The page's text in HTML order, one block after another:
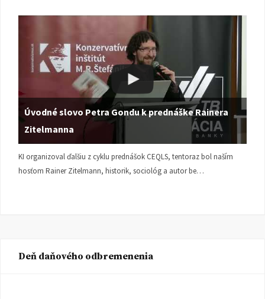
Úvodné slovo Petra Gondu k prednáške Rainera
Zitelmanna
KI organizoval ďalšiu z cyklu prednášok CEQLS, tentoraz bol naším
hosťom Rainer Zitelmann, historik, sociológ a autor be…
Deň daňového odbremenenia